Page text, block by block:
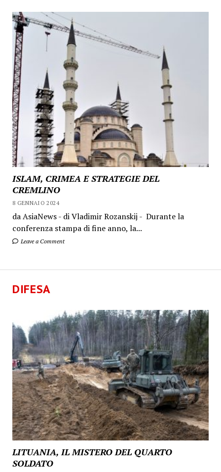
ISLAM, CRIMEA E STRATEGIE DEL
CREMLINO
8 GENNAIO 2024
da AsiaNews - di Vladimir Rozanskij - Durante la
conferenza stampa di fine anno, la...
Leave a Comment
DIFESA
LITUANIA, IL MISTERO DEL QUARTO
SOLDATO